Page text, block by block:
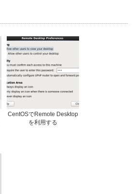
CentOSでRemote Desktop
を利用する